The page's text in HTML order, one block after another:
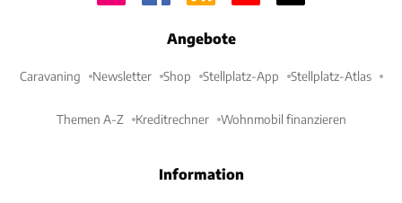
Angebote
Caravaning Newsletter Shop Stellplatz-App Stellplatz-Atlas
Themen A-Z Kreditrechner Wohnmobil finanzieren
Information